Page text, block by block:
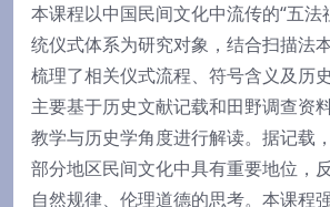
本课程以中国民间文化中流传的“五法
统仪式体系为研究对象，结合扫描法
梳理了相关仪式流程、符号含义及历
主要基于历史文献记载和田野调查资
教学与历史学角度进行解读。据记载
部分地区民间文化中具有重要地位，
自然规律、伦理道德的思考。本课程